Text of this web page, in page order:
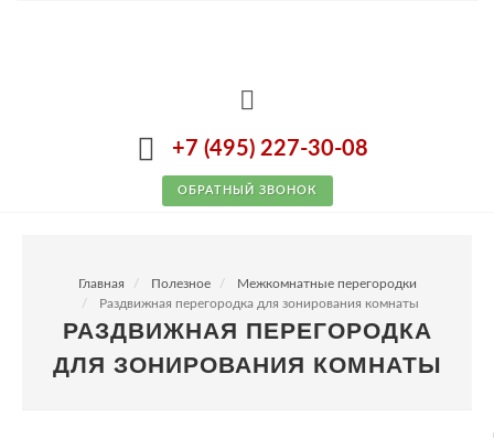
+7 (495) 227-30-08
ОБРАТНЫЙ ЗВОНОК
Главная Полезное
Межкомнатные перегородки
Раздвижная перегородка для зонирования комнаты
РАЗДВИЖНАЯ ПЕРЕГОРОДКА
ДЛЯ ЗОНИРОВАНИЯ КОМНАТЫ